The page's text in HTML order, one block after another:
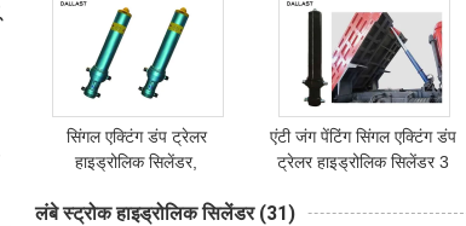
सिंगल एक्टिंग डंप ट्रेलर
हाइड्रोलिक सिलेंडर,
एंटी जंग पेंटिंग सिंगल एक्टिंग डंप
ट्रेलर हाइड्रोलिक सिलेंडर 3
लंबे स्ट्रोक हाइड्रोलिक सिलेंडर (31)